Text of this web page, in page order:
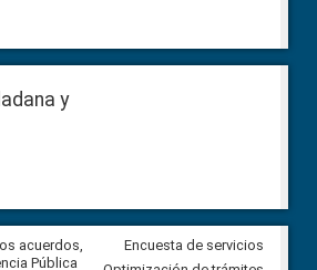
y
acuerdos,
Pública
CPCCS convoca a Veeduría
Ciudadana para vigilar el
Encuesta de servicios